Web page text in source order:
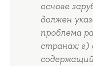
основе
должен
проблема
странах; г)